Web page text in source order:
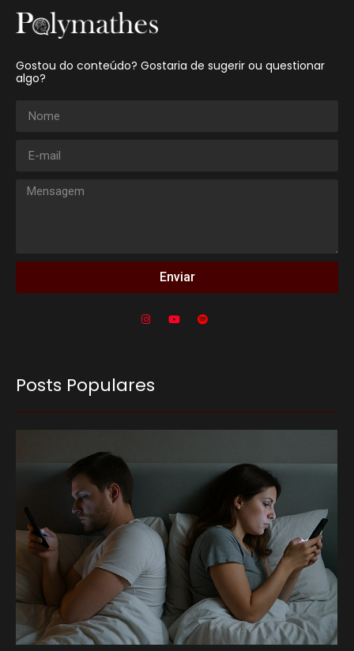
Gostou do conteúdo? Gostaria de sugerir ou questionar
algo?
Enviar
Posts Populares